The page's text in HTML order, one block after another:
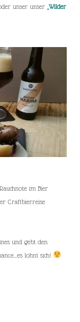
unser unser „Wilder
im Bier
Craftbierreise
und gebt den
lohnt sich!